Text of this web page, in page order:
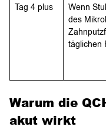
Tag 4 plus
Wenn
des
täglichen
Warum die
akut wirkt